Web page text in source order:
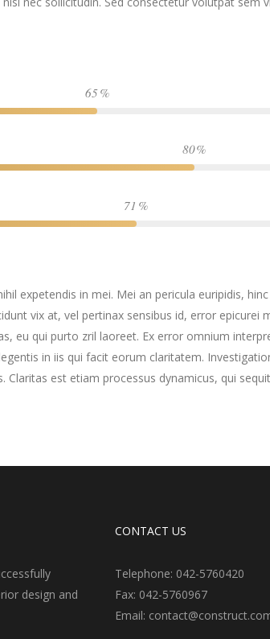
65
80
71
expetendis in mei. Mei an pericula euripidis,
vix at, vel pertinax sensibus id, error epicurei
eu qui purto zril laoreet. Ex error omnium
in iis qui facit eorum claritatem.
est etiam processus dynamicus, qui
design and
CONTACT US
Telephone: 042-5760420
Fax: 042-5760967
Email: